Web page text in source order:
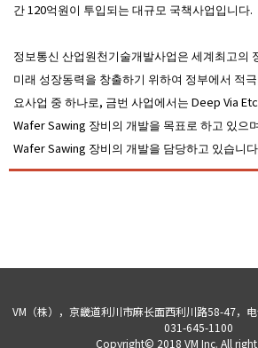
간 120억원이 투입되는 대규모 국책사업입니다.
정보통신 산업원천기술개발사업은 세계최고의
미래 성장동력을 창출하기 위하여 정부에서 적
요사업 중 하나로, 금번 사업에서는 Deep Via
Wafer Sawing 장비의 개발을 목표로 하고 있으
Wafer Sawing 장비의 개발을 담당하고 있습니
VM（株），京畿道利川市麻长面西利川路58-47，
031-645-1100
Copyright© 2018 VM Inc. All right